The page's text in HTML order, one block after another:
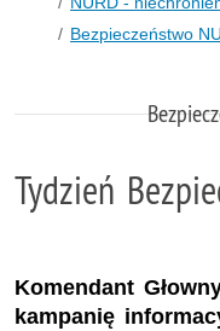
Bezpieczeństwo
Tydzień
Komendant
kampanię